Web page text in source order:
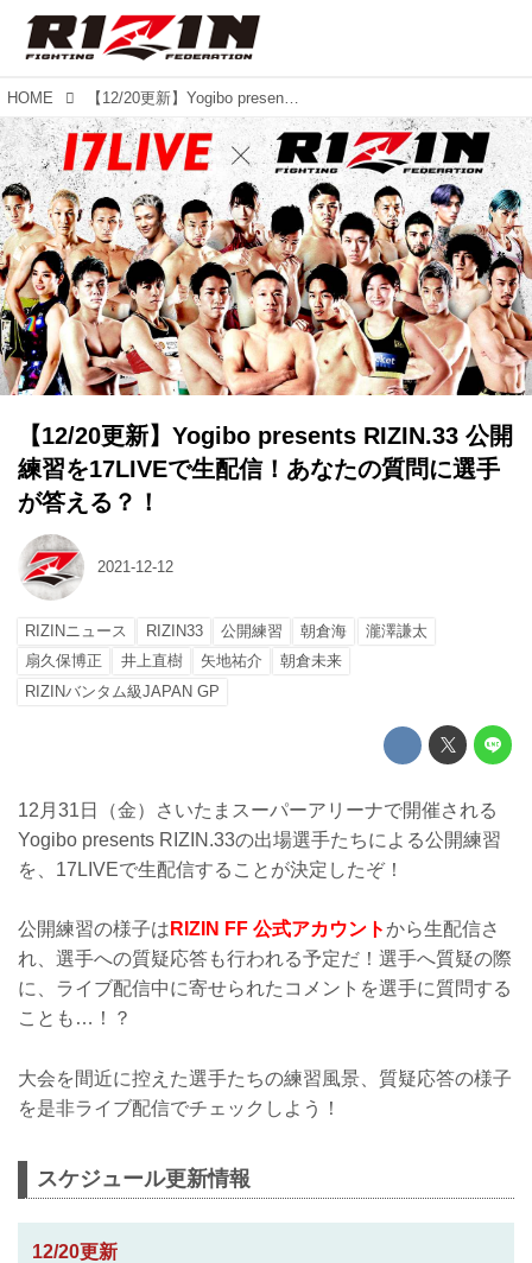
HOME 【12/20更新】Yogibo presents RIZIN.33 公開練習を17LIVEで生配信！あなたの質問に選手が答える？！
【12/20更新】Yogibo presents RIZIN.33 公開
練習を17LIVEで生配信！あなたの質問に選手
が答える？！
2021-12-12
RIZINニュース RIZIN33 公開練習 朝倉海
瀧澤謙太
扇久保博正
井上直樹 矢地祐介
朝倉未来
RIZINバンタム級JAPAN GP
12月31日（金）さいたまスーパーアリーナで開催される
Yogibo presents RIZIN.33の出場選手たちによる公開練習
を、17LIVEで生配信することが決定したぞ！
公開練習の様子は RIZIN FF 公式アカウントから生配信さ
れ、選手への質疑応答も行われる予定だ！選手へ質疑の際
に、ライブ配信中に寄せられたコメントを選手に質問する
ことも…！？
大会を間近に控えた選手たちの練習風景、質疑応答の様子
を是非ライブ配信でチェックしよう！
スケジュール更新情報
12/20更新